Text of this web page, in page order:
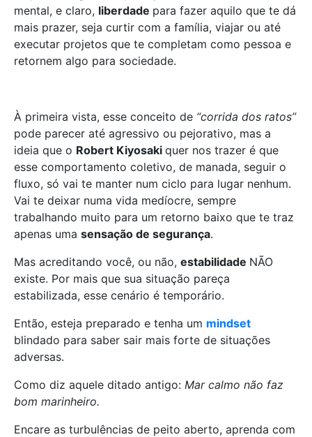
mental, e claro, liberdade para fazer aquilo que te dá
mais prazer, seja curtir com a família, viajar ou até
executar projetos que te completam como pessoa e
retornem algo para sociedade.
À primeira vista, esse conceito de “corrida dos ratos”
pode parecer até agressivo ou pejorativo, mas a
ideia que o Robert Kiyosaki quer nos trazer é que
esse comportamento coletivo, de manada, seguir o
fluxo, só vai te manter num ciclo para lugar nenhum.
Vai te deixar numa vida medíocre, sempre
trabalhando muito para um retorno baixo que te traz
apenas uma sensação de segurança.
Mas acreditando você, ou não, estabilidade NÃO
existe. Por mais que sua situação pareça
estabilizada, esse cenário é temporário.
Então, esteja preparado e tenha um mindset
blindado para saber sair mais forte de situações
adversas.
Como diz aquele ditado antigo: Mar calmo não faz
bom marinheiro.
Encare as turbulências de peito aberto, aprenda com